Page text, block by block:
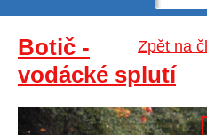
Zpět na
Botič -
vodácké splutí